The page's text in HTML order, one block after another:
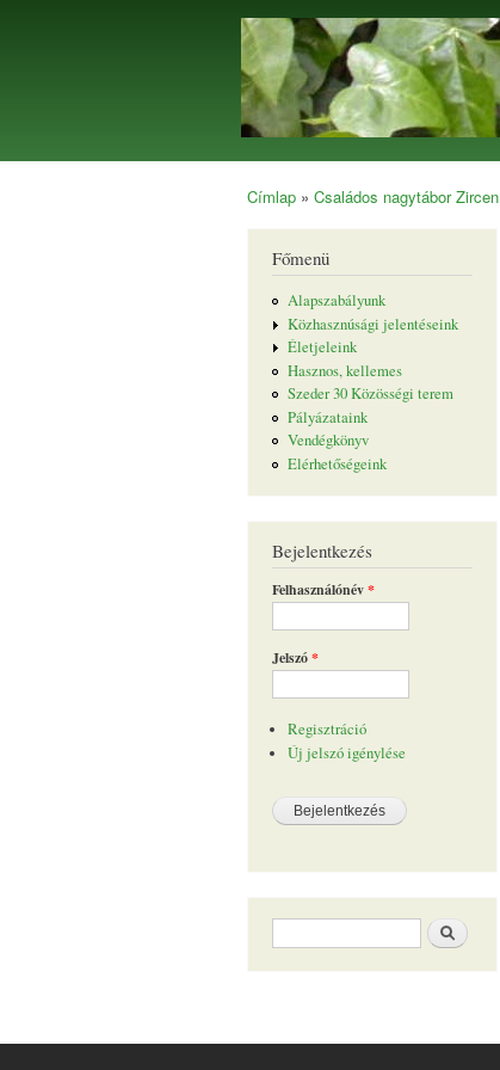
Borostyán
Egyesület
Címlap » Családos nagytábor Zircen
Főmenü
Alapszabályunk
Közhasznúsági jelentéseink
Életjeleink
Hasznos, kellemes
Szeder 30 Közösségi terem
Pályázataink
Vendégkönyv
Elérhetőségeink
Bejelentkezés
Felhasználónév*
Jelszó*
Regisztráció
Új jelszó igénylése
Keresés űrlap Keresés